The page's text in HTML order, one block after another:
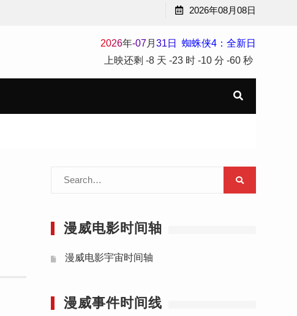
2026年08月08日
2026年-07月 31 日
蜘蛛侠4：全新日
上映还剩 -8 天 -23 时 -10 分 -60 秒
Search
漫威电影时间轴
漫威电影宇宙时间轴
漫威事件时间线